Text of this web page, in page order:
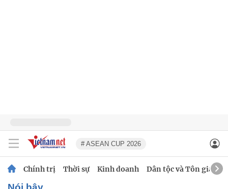
# ASEAN CUP 2026
Chính trị Thời sự Kinh doanh Dân tộc và Tôn giáo